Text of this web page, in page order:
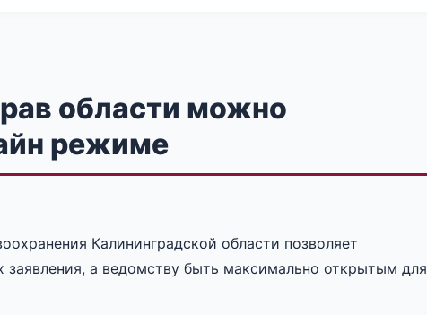
области можно
режиме
Калининградской области позволяет
а ведомству быть максимально открытым для